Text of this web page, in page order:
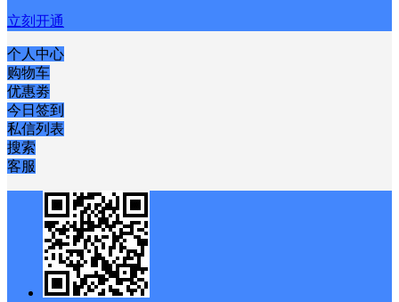
立刻开通
个人中心
购物车
优惠劵
今日签到
私信列表
搜索
客服